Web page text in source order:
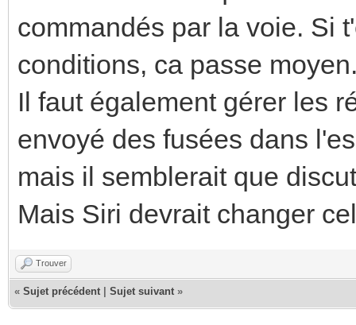
commandés par la voie. Si
conditions, ca passe
Il faut également gérer les
envoyé des fusées dans
mais il semblerait que
Mais Siri devrait changer
Trouver
« Sujet précédent Sujet suivant »